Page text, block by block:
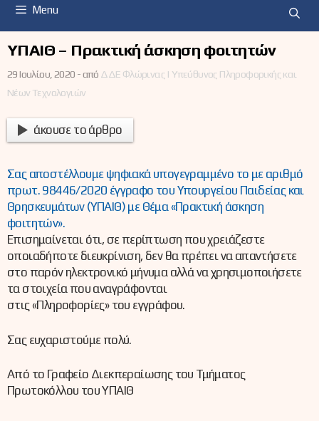
Menu
ΥΠΑΙΘ – Πρακτική άσκηση φοιτητών
29 Ιουλίου, 2020 -από ΔΔΕ Φλώρινας | Υπεύθυνος Πληροφορικής και
Νέων Τεχνολογιών
άκουσε το άρθρο
Σας αποστέλλουμε ψηφιακά υπογεγραμμένο το με αριθμό
πρωτ. 98446/2020 έγγραφο του Υπουργείου Παιδείας και
Θρησκευμάτων (ΥΠΑΙΘ) με Θέμα «Πρακτική άσκηση
φοιτητών».
Επισημαίνεται ότι, σε περίπτωση που χρειάζεστε
οποιαδήποτε διευκρίνιση, δεν θα πρέπει να απαντήσετε
στο παρόν ηλεκτρονικό μήνυμα αλλά να χρησιμοποιήσετε
τα στοιχεία που αναγράφονται
στις «Πληροφορίες» του εγγράφου.
Σας ευχαριστούμε πολύ.
Από το Γραφείο Διεκπεραίωσης του Τμήματος
Πρωτοκόλλου του ΥΠΑΙΘ